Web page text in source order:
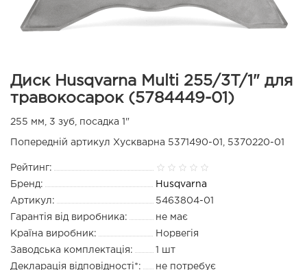
Диск Husqvarna Multi 255/3T/1" для
травокосарок (5784449-01)
255 мм, 3 зуб, посадка 1"
Попередній артикул Хускварна 5371490-01, 5370220-01
Рейтинг:
Бренд:
Husqvarna
Артикул:
5463804-01
Гарантія від виробника:
не має
Країна виробник:
Норвегія
Заводська комплектація:
1 шт
Декларація відповідності*:
не потребує